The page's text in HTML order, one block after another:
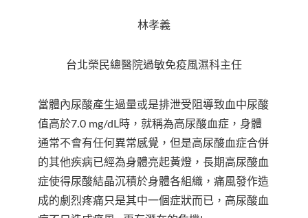
林孝義
台北榮民總醫院過敏免疫風濕科主任
當體內尿酸產生過量或是排泄受阻導致血中尿酸
值高於7.0 mg/dL時，就稱為高尿酸血症，身體
通常不會有任何異常感覺，但是高尿酸血症合併
的其他疾病已經為身體亮起黃燈，長期高尿酸血
症使得尿酸結晶沉積於身體各組織，痛風發作造
成的劇烈疼痛只是其中一個症狀而已，高尿酸血